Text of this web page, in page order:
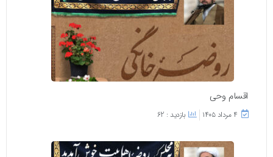
اقسام وحی
۴ مرداد ۱۴۰۵ بازدید : 62